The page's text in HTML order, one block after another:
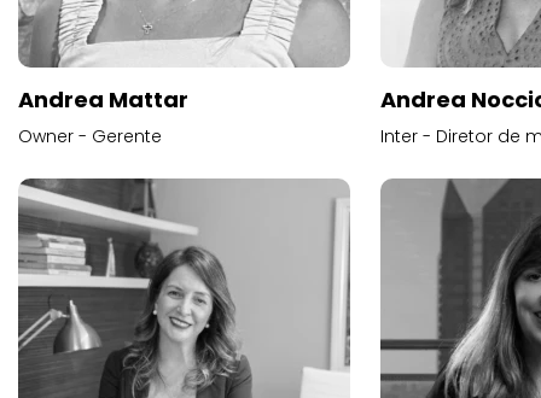
Andrea Mattar
Owner - Gerente
Andrea
Inter - Diretor de